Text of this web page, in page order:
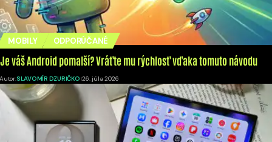
MOBILY ODPORÚČANÉ
Je váš Android pomalší? Vráťte mu rýchlosť vďaka tomuto návodu
Autor:SLAVOMÍR DZURIČKO 26. júla 2026